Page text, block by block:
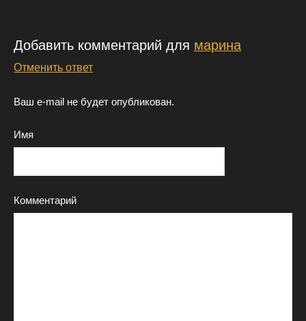
Добавить комментарий для марина
Отменить ответ
Ваш e-mail не будет опубликован.
Имя
Комментарий